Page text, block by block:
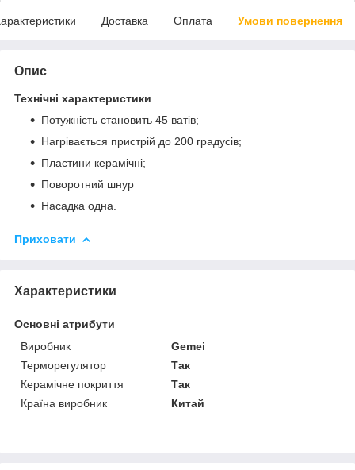
Доставка Оплата Умови повернення
Опис
Технічні характеристики
Потужність становить 45 ватів;
Нагрівається пристрій до 200 градусів;
Пластини керамічні;
Поворотний шнур
Насадка одна.
Приховати
Характеристики
Основні атрибути
Виробник
Gemei
Терморегулятор
Так
Керамічне покриття
Так
Країна виробник
Китай